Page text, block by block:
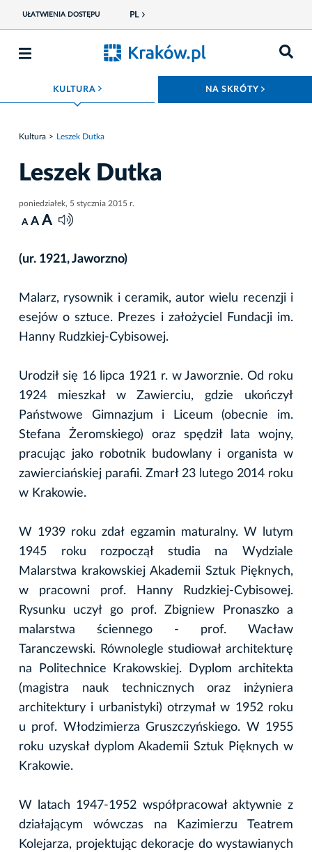
UŁATWIENIA DOSTĘPU PL
KULTURA ROZWIŃ MENU NA SKRÓTY
Kultura Leszek Dutka
Leszek Dutka
poniedziałek, 5 stycznia 2015 r.
A A A
(ur. 1921, Jaworzno)
Malarz, rysownik i ceramik, autor wielu recenzji i
esejów o sztuce. Prezes i założyciel Fundacji im.
Hanny Rudzkiej-Cybisowej.
Urodził się 16 lipca 1921 r. w Jaworznie. Od roku
1924 mieszkał w Zawierciu, gdzie ukończył
Państwowe Gimnazjum i Liceum (obecnie im.
Stefana Żeromskiego) oraz spędził lata wojny,
pracując jako robotnik budowlany i organista w
zawierciańskiej parafii. Zmarł 23 lutego 2014 roku
w Krakowie.
W 1939 roku zdał egzamin maturalny. W lutym
1945 roku rozpoczął studia na Wydziale
Malarstwa krakowskiej Akademii Sztuk Pięknych,
w pracowni prof. Hanny Rudzkiej-Cybisowej.
Rysunku uczył go prof. Zbigniew Pronaszko a
malarstwa ściennego - prof. Wacław
Taranczewski. Równolegle studiował architekturę
na Politechnice Krakowskiej. Dyplom architekta
(magistra nauk technicznych oraz inżyniera
architektury i urbanistyki) otrzymał w 1952 roku
u prof. Włodzimierza Gruszczyńskiego. W 1955
roku uzyskał dyplom Akademii Sztuk Pięknych w
Krakowie.
W latach 1947-1952 współpracował aktywnie z
działającym wówczas na Kazimierzu Teatrem
Kolejarza, projektując dekoracje do wystawianych